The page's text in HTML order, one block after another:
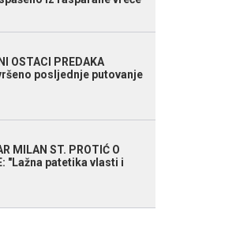
OSTACI PREDAKA
posljednje putovanje
MILAN ST. PROTIĆ O
"Lažna patetika vlasti i